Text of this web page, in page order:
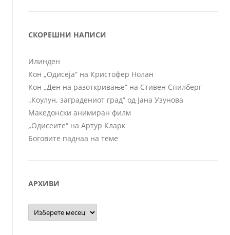
СКОРЕШНИ НАПИСИ
Илинден
Кон „Одисеја“ на Кристофер Нолан
Кон „Ден на разоткривање“ на Стивен Спилберг
„Коулун, заградениот град“ од Јана Узунова
Македонски анимиран филм
„Одисеите“ на Артур Кларк
Боговите паднаа на теме
АРХИВИ
Архиви